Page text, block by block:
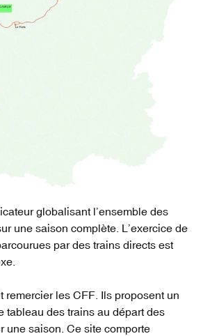
globalisant l’ensemble des
une saison complète. L’exercice de
par des trains directs est
remercier les CFF. Ils proposent un
tableau des trains au départ des
une saison. Ce site comporte